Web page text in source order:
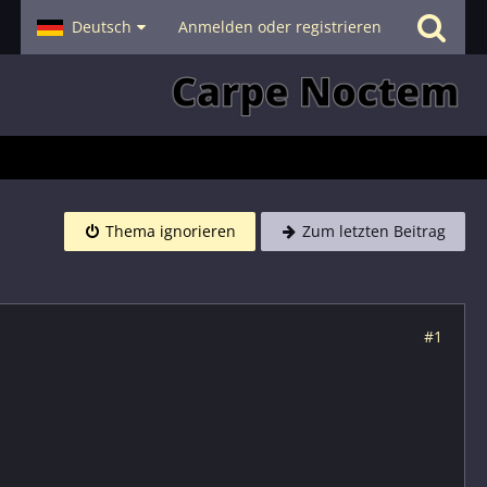
Hilfe
Deutsch Anmelden oder registrieren
Thema ignorieren Zum letzten Beitrag
#1